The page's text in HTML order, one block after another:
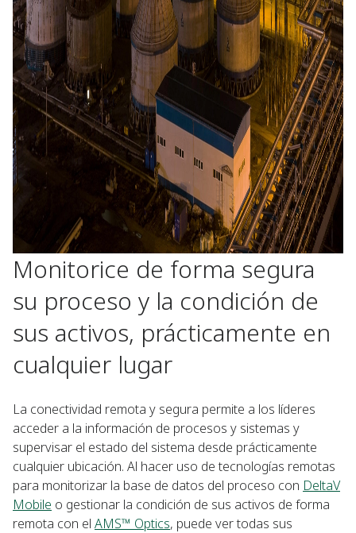
Monitorice de forma segura
su proceso y la condición de
sus activos, prácticamente en
cualquier lugar
La conectividad remota y segura permite a los líderes
acceder a la información de procesos y sistemas y
supervisar el estado del sistema desde prácticamente
cualquier ubicación. Al hacer uso de tecnologías remotas
para monitorizar la base de datos del proceso con DeltaV
Mobile o gestionar la condición de sus activos de forma
remota con el AMS™ Optics, puede ver todas sus